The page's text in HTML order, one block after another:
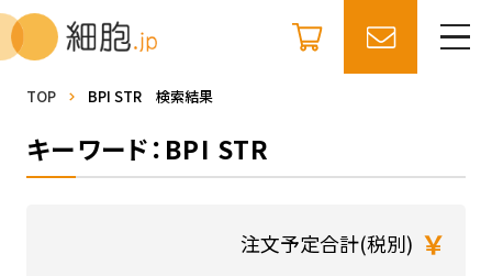
TOP BPI STR 検索結果
キーワード：BPI STR
注文予定合計(税別) ￥